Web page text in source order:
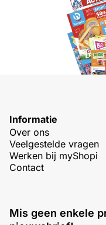
Informatie
Over ons
Veelgestelde vragen
Werken bij myShopi
Contact
Mis geen enkele